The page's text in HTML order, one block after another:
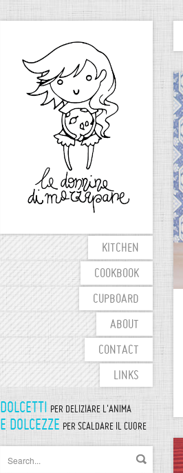
KITCHEN
COOKBOOK
CUPBOARD
ABOUT
CONTACT
LINKS
DOLCETTI PER DELIZIARE L'ANIMA
E DOLCEZZE PER SCALDARE IL CUORE